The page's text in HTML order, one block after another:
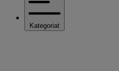
Kategoriat